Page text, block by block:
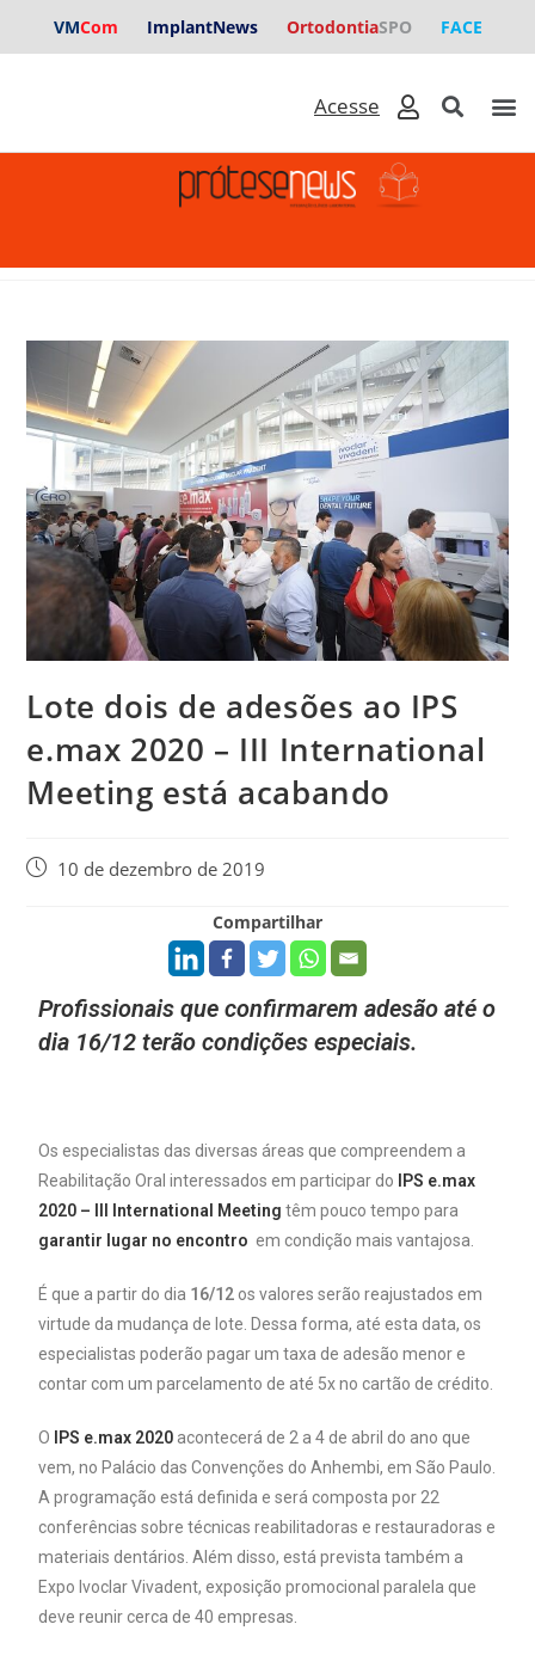
VMCom ImplantNews OrtodontiaSPO FACE
Lote dois de adesões ao IPS
e.max 2020 – III International
Meeting está acabando
10 de dezembro de 2019
Compartilhar
Profissionais que confirmarem adesão até o
dia 16/12 terão condições especiais.
Os especialistas das diversas áreas que compreendem a
Reabilitação Oral interessados em participar do
IPS e.max
2020 – III International Meeting têm pouco tempo para
garantir lugar no encontro em condição mais vantajosa.
É que a partir do dia 16/12 os valores serão reajustados em
virtude da mudança de lote. Dessa forma, até esta data, os
especialistas poderão pagar um taxa de adesão menor e
contar com um parcelamento de até 5x no cartão de crédito.
O IPS e.max 2020 acontecerá de 2 a 4 de abril do ano que
vem, no Palácio das Convenções do Anhembi, em São Paulo.
A programação está definida e será composta por 22
conferências sobre técnicas reabilitadoras e restauradoras e
materiais dentários. Além disso, está prevista também a
Expo Ivoclar Vivadent, exposição promocional paralela que
deve reunir cerca de 40 empresas.